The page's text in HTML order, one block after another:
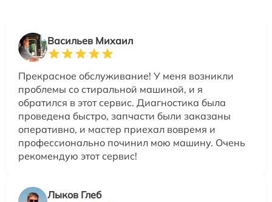
Васильев Михаил
Прекрасное обслуживание! У меня возникли
проблемы со стиральной машиной, и я
обратился в этот сервис. Диагностика была
проведена быстро, запчасти были заказаны
оперативно, и мастер приехал вовремя и
профессионально починил мою машину. Очень
рекомендую этот сервис!
Лыков Глеб